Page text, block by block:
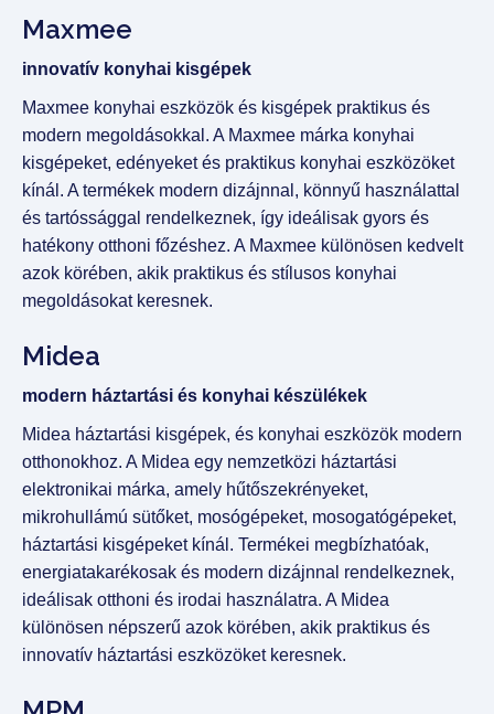
Maxmee
innovatív konyhai kisgépek
Maxmee konyhai eszközök és kisgépek praktikus és
modern megoldásokkal. A Maxmee márka konyhai
kisgépeket, edényeket és praktikus konyhai eszközöket
kínál. A termékek modern dizájnnal, könnyű használattal
és tartóssággal rendelkeznek, így ideálisak gyors és
hatékony otthoni főzéshez. A Maxmee különösen kedvelt
azok körében, akik praktikus és stílusos konyhai
megoldásokat keresnek.
Midea
modern háztartási és konyhai készülékek
Midea háztartási kisgépek, és konyhai eszközök modern
otthonokhoz. A Midea egy nemzetközi háztartási
elektronikai márka, amely hűtőszekrényeket,
mikrohullámú sütőket, mosógépeket, mosogatógépeket,
háztartási kisgépeket kínál. Termékei megbízhatóak,
energiatakarékosak és modern dizájnnal rendelkeznek,
ideálisak otthoni és irodai használatra. A Midea
különösen népszerű azok körében, akik praktikus és
innovatív háztartási eszközöket keresnek.